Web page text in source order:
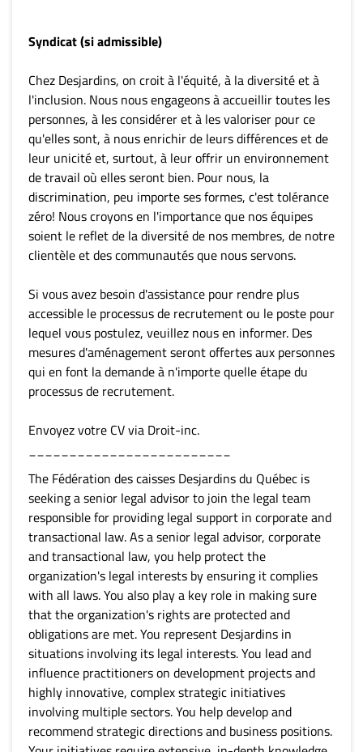
Syndicat (si admissible)
Chez Desjardins, on croit à l'équité, à la diversité et à
l'inclusion. Nous nous engageons à accueillir toutes les
personnes, à les considérer et à les valoriser pour ce
qu'elles sont, à nous enrichir de leurs différences et de
leur unicité et, surtout, à leur offrir un environnement
de travail où elles seront bien. Pour nous, la
discrimination, peu importe ses formes, c'est tolérance
zéro! Nous croyons en l'importance que nos équipes
soient le reflet de la diversité de nos membres, de notre
clientèle et des communautés que nous servons.
Si vous avez besoin d'assistance pour rendre plus
accessible le processus de recrutement ou le poste pour
lequel vous postulez, veuillez nous en informer. Des
mesures d'aménagement seront offertes aux personnes
qui en font la demande à n'importe quelle étape du
processus de recrutement.
Envoyez votre CV via Droit-inc.
The Fédération des caisses Desjardins du Québec is
seeking a senior legal advisor to join the legal team
responsible for providing legal support in corporate and
transactional law. As a senior legal advisor, corporate
and transactional law, you help protect the
organization's legal interests by ensuring it complies
with all laws. You also play a key role in making sure
that the organization's rights are protected and
obligations are met. You represent Desjardins in
situations involving its legal interests. You lead and
influence practitioners on development projects and
highly innovative, complex strategic initiatives
involving multiple sectors. You help develop and
recommend strategic directions and business positions.